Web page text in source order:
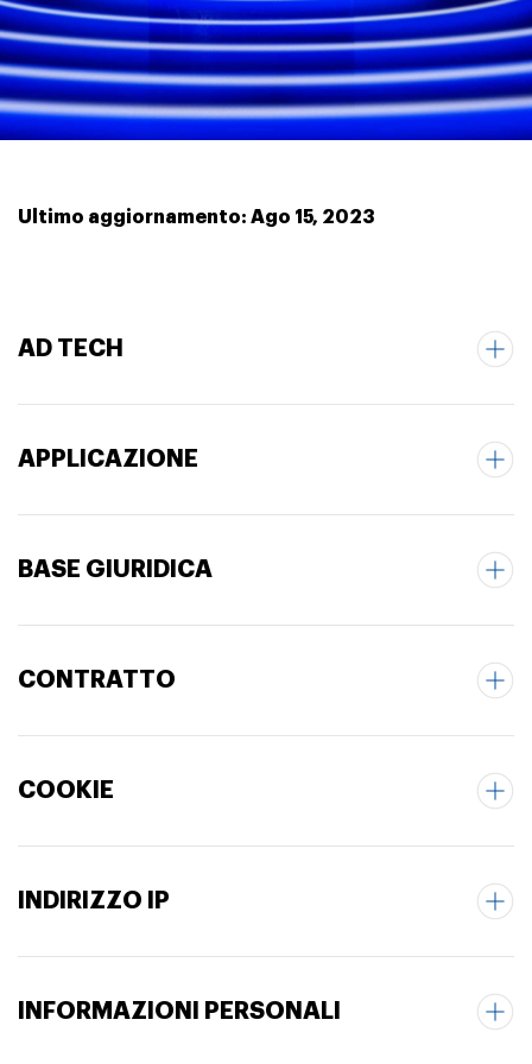
Ultimo aggiornamento: Ago 15, 2023
AD TECH
APPLICAZIONE
BASE GIURIDICA
CONTRATTO
COOKIE
INDIRIZZO IP
INFORMAZIONI PERSONALI